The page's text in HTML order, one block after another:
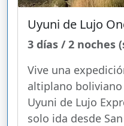
Uyuni de Lujo
3 días / 2 noches
Vive una
altiplano
Uyuni de Lujo
solo ida desde